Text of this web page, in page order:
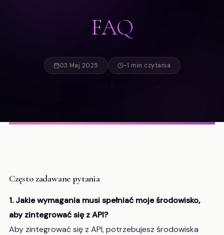
FAQ
03 Maj 2025 ~1 min czytania
Często zadawane pytania
1. Jakie wymagania musi spełniać moje środowisko,
aby zintegrować się z API?
Aby zintegrować się z API, potrzebujesz środowiska